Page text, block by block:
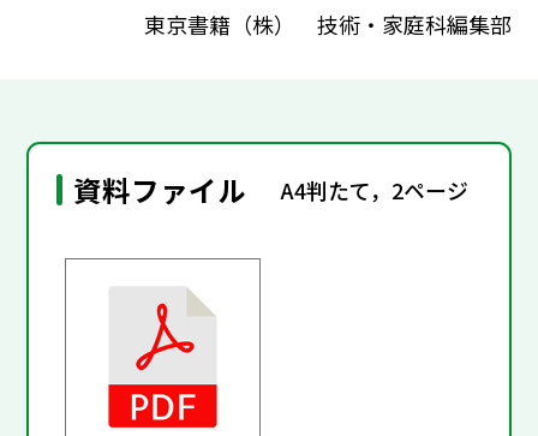
東京書籍（株） 技術・家庭科編集部
資料ファイル A4判たて，2ページ